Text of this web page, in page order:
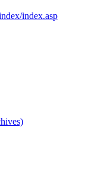
index.asp